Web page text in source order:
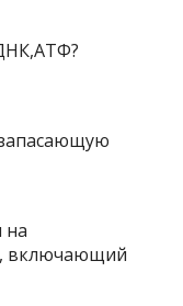
на
включающий